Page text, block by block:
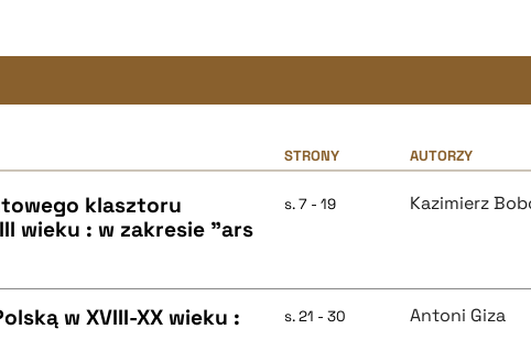
STRONY AUTORZY
klasztoru
wieku : w zakresie "ars
s. 7 - 19 Kazimierz
w XVIII-XX wieku :
s. 21 - 30 Antoni Giza